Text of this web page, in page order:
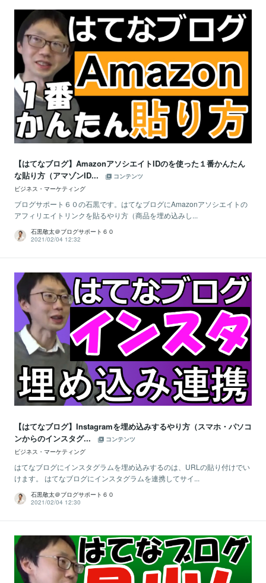
【はてなブログ】AmazonアソシエイトIDのを使った１番かんたん
な貼り方（アマゾンID...
コンテンツ
ビジネス・マーケティング
ブログサポート６０の石黒です。はてなブログにAmazonアソシエイトの
アフィリエイトリンクを貼るやり方（商品を埋め込みし...
石黒敬太＠ブログサポート６０
2021/02/04 12:32
【はてなブログ】Instagramを埋め込みするやり方（スマホ・パソコ
ンからのインスタグ...
コンテンツ
ビジネス・マーケティング
はてなブログにインスタグラムを埋め込みするのは、URLの貼り付けでい
けます。 はてなブログにインスタグラムを連携してサイ...
石黒敬太＠ブログサポート６０
2021/02/04 12:30